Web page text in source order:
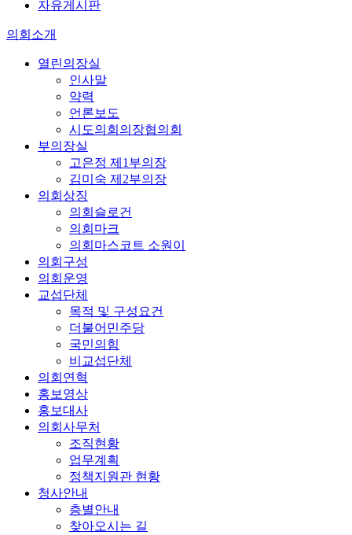
자유게시판
의회소개
열린의장실
인사말
약력
언론보도
시도의회의장협의회
부의장실
고은정 제1부의장
김미숙 제2부의장
의회상징
의회슬로건
의회마크
의회마스코트 소원이
의회구성
의회운영
교섭단체
목적 및 구성요건
더불어민주당
국민의힘
비교섭단체
의회연혁
홍보영상
홍보대사
의회사무처
조직현황
업무계획
정책지원관 현황
청사안내
층별안내
찾아오시는 길